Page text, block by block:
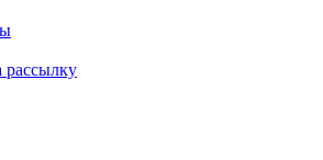
рассылку